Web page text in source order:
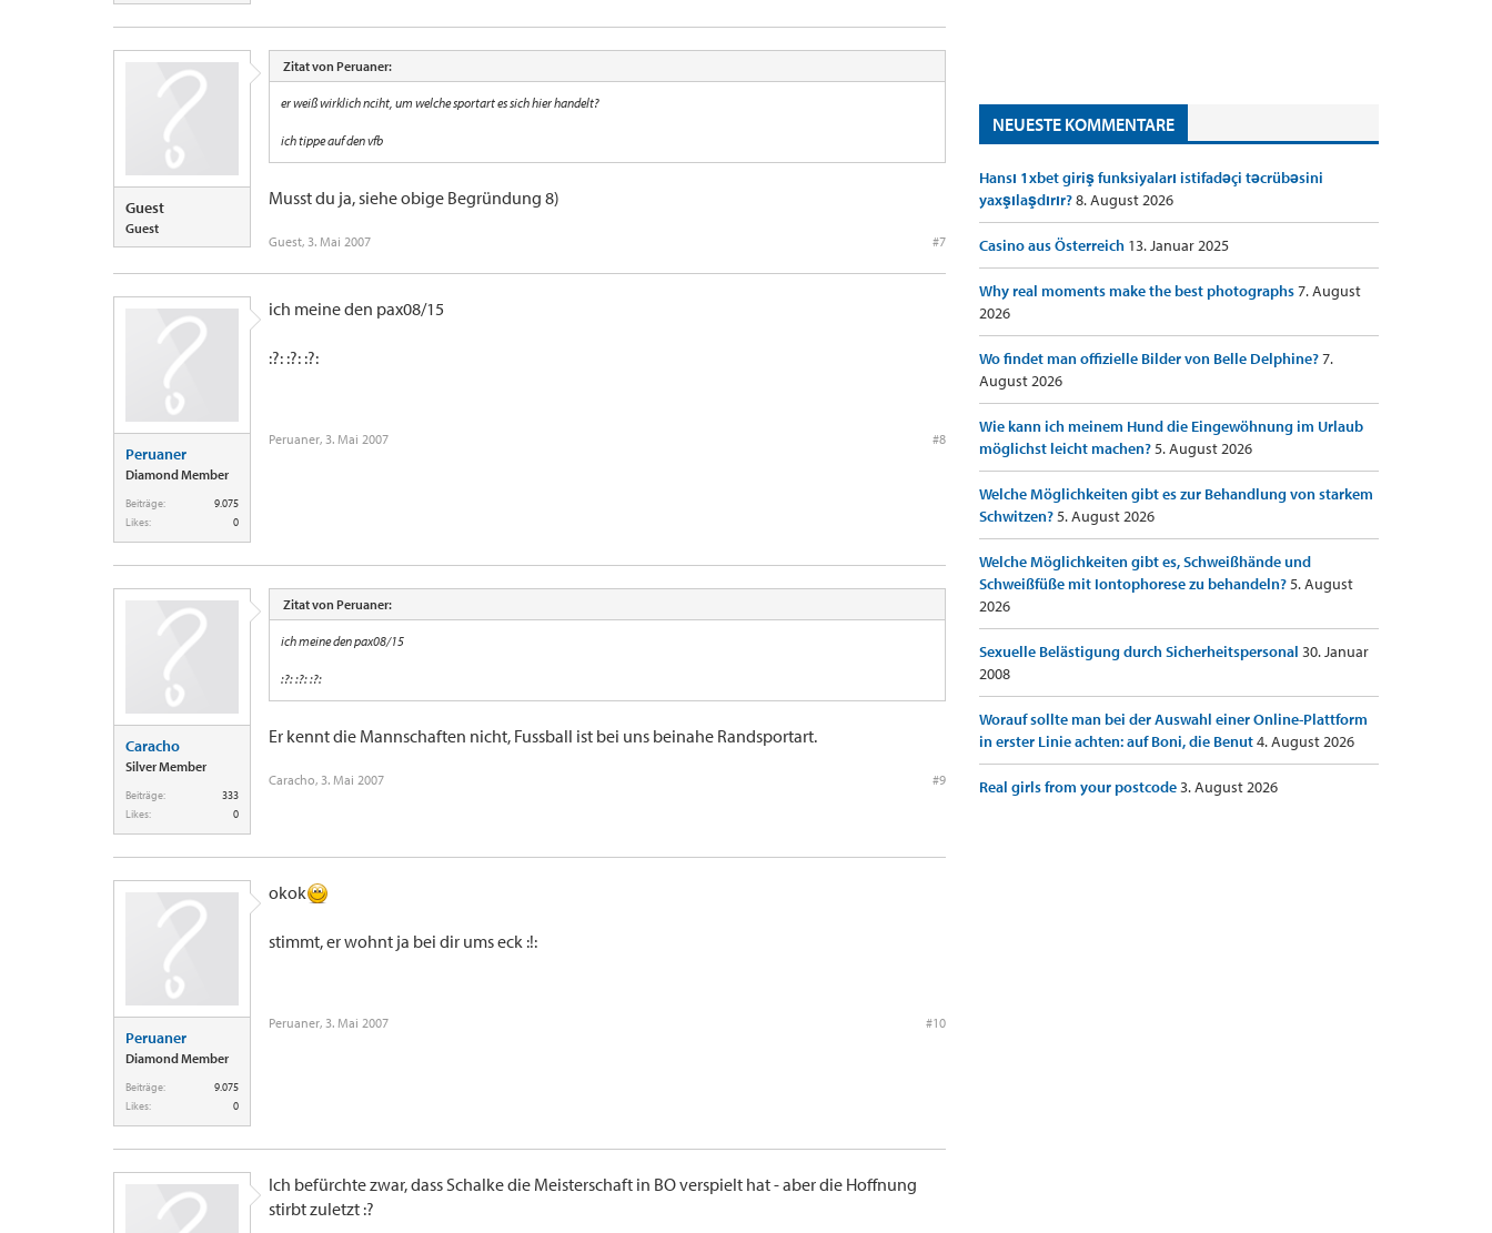
Guest
Guest
Zitat von Peruaner:
er weiß wirklich nciht, um welche sportart es sich hier handelt?
ich tippe auf den vfb
Musst du ja, siehe obige Begründung 8)
Guest, 3. Mai 2007 #7
Peruaner
Diamond Member
Beiträge:
9.075
Likes:
0
ich meine den pax08/15
:?: :?: :?:
Peruaner, 3. Mai 2007 #8
Caracho
Silver Member
Beiträge:
333
Likes:
0
Zitat von Peruaner:
ich meine den pax08/15
:?: :?: :?:
Er kennt die Mannschaften nicht, Fussball ist bei uns beinahe Randsportart.
Caracho, 3. Mai 2007 #9
Peruaner
Diamond Member
Beiträge:
9.075
Likes:
0
okok
stimmt, er wohnt ja bei dir ums eck :!:
Peruaner, 3. Mai 2007 #10
Ich befürchte zwar, dass Schalke die Meisterschaft in BO verspielt hat - aber die Hoffnung
stirbt zuletzt :?
NEUESTE KOMMENTARE
Hansı 1xbet giriş funksiyaları istifadəçi təcrübəsini
yaxşılaşdırır?8. August 2026
Casino aus Österreich 13. Januar 2025
Why real moments make the best photographs7. August
2026
Wo findet man offizielle Bilder von Belle Delphine?7.
August 2026
Wie kann ich meinem Hund die Eingewöhnung im Urlaub
möglichst leicht machen?5. August 2026
Welche Möglichkeiten gibt es zur Behandlung von starkem
Schwitzen?5. August 2026
Welche Möglichkeiten gibt es, Schweißhände und
Schweißfüße mit Iontophorese zu behandeln?5. August
2026
Sexuelle Belästigung durch Sicherheitspersonal 30. Januar
2008
Worauf sollte man bei der Auswahl einer Online-Plattform
in erster Linie achten: auf Boni, die Benut4. August 2026
Real girls from your postcode3. August 2026